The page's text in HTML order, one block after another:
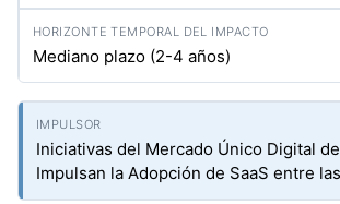
Mediano plazo (2-4 años)
Iniciativas del Mercado Único Digital
Impulsan la Adopción de SaaS entre